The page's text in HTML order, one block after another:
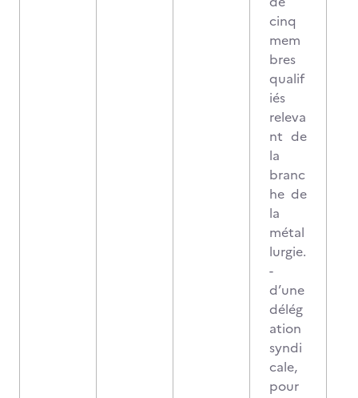
cinq
mem
bres
qualif
iés
releva
nt de
la
branc
he de
la
métal
lurgie.
-
d’une
délég
ation
syndi
cale,
pour